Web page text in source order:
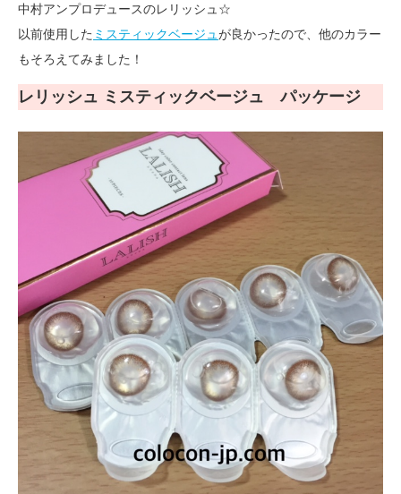
中村アンプロデュースのレリッシュ☆
以前使用した ミスティックベージュが良かったので、他のカラー
もそろえてみました！
レリッシュ ミスティックベージュ パッケージ